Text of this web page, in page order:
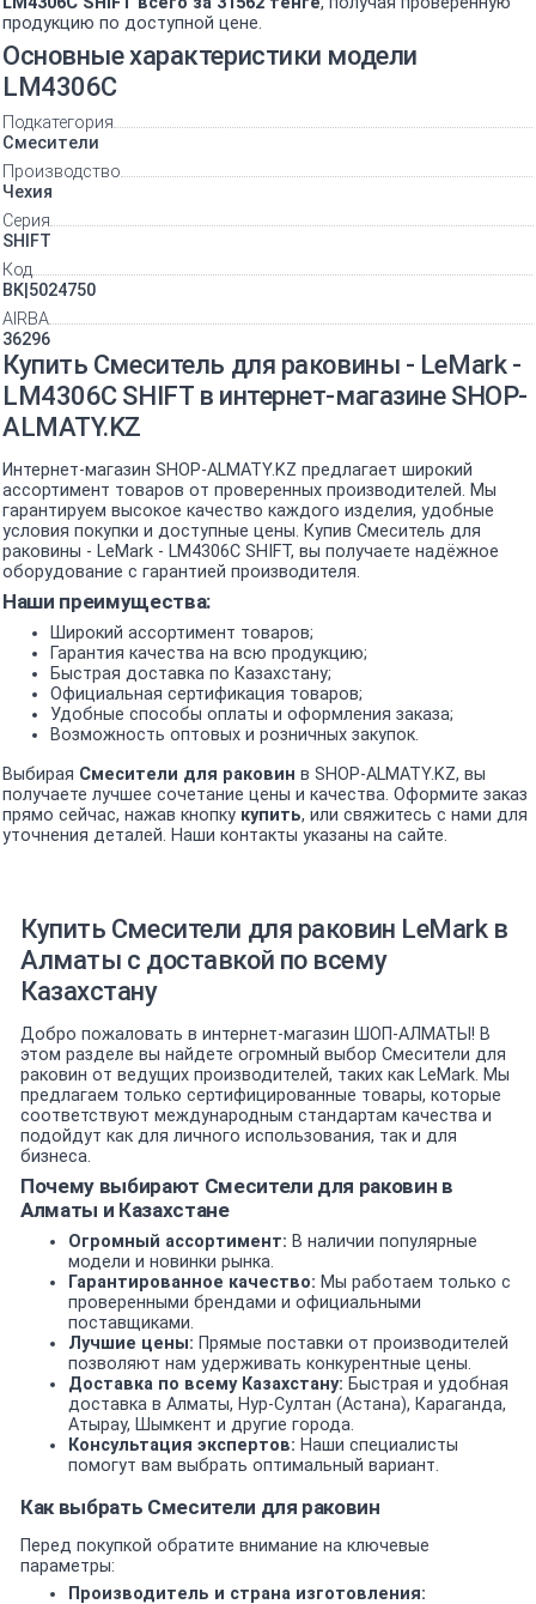
продукцию по доступной цене.
Основные характеристики модели
LM4306C
Подкатегория
Смесители
Производство
Чехия
Серия
SHIFT
Код
BK|5024750
AIRBA
36296
Купить Смеситель для раковины - LeMark -
LM4306C SHIFT в интернет-магазине SHOP-
ALMATY.KZ
Интернет-магазин SHOP-ALMATY.KZ предлагает широкий
ассортимент товаров от проверенных производителей. Мы
гарантируем высокое качество каждого изделия, удобные
условия покупки и доступные цены. Купив Смеситель для
раковины - LeMark - LM4306C SHIFT, вы получаете надёжное
оборудование с гарантией производителя.
Наши преимущества:
Широкий ассортимент товаров;
Гарантия качества на всю продукцию;
Быстрая доставка по Казахстану;
Официальная сертификация товаров;
Удобные способы оплаты и оформления заказа;
Возможность оптовых и розничных закупок.
Выбирая Смесители для раковин в SHOP-ALMATY.KZ, вы
получаете лучшее сочетание цены и качества. Оформите заказ
прямо сейчас, нажав кнопку купить, или свяжитесь с нами для
уточнения деталей. Наши контакты указаны на сайте.
Купить Смесители для раковин LeMark в
Алматы с доставкой по всему
Казахстану
Добро пожаловать в интернет-магазин ШОП-АЛМАТЫ! В
этом разделе вы найдете огромный выбор Смесители для
раковин от ведущих производителей, таких как LeMark. Мы
предлагаем только сертифицированные товары, которые
соответствуют международным стандартам качества и
подойдут как для личного использования, так и для
бизнеса.
Почему выбирают Смесители для раковин в
Алматы и Казахстане
Огромный ассортимент: В наличии популярные
модели и новинки рынка.
Гарантированное качество: Мы работаем только с
проверенными брендами и официальными
поставщиками.
Лучшие цены: Прямые поставки от производителей
позволяют нам удерживать конкурентные цены.
Доставка по всему Казахстану: Быстрая и удобная
доставка в Алматы, Нур-Султан (Астана), Караганда,
Атырау, Шымкент и другие города.
Консультация экспертов: Наши специалисты
помогут вам выбрать оптимальный вариант.
Как выбрать Смесители для раковин
Перед покупкой обратите внимание на ключевые
параметры:
Производитель и страна изготовления: